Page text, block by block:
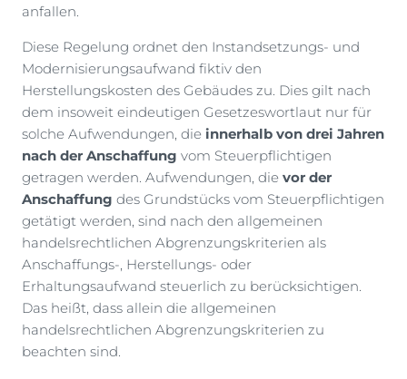
anfallen.
Diese Regelung ordnet den Instandsetzungs- und
Modernisierungsaufwand fiktiv den
Herstellungskosten des Gebäudes zu. Dies gilt nach
dem insoweit eindeutigen Gesetzeswortlaut nur für
solche Aufwendungen, die innerhalb von drei Jahren
nach der Anschaffung vom Steuerpflichtigen
getragen werden. Aufwendungen, die vor der
Anschaffung des Grundstücks vom Steuerpflichtigen
getätigt werden, sind nach den allgemeinen
handelsrechtlichen Abgrenzungskriterien als
Anschaffungs-, Herstellungs- oder
Erhaltungsaufwand steuerlich zu berücksichtigen.
Das heißt, dass allein die allgemeinen
handelsrechtlichen Abgrenzungskriterien zu
beachten sind.